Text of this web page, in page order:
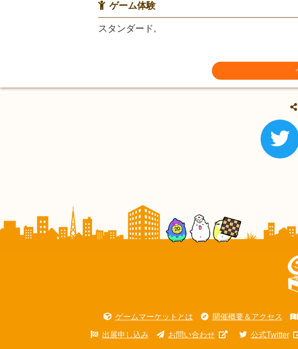
ゲーム体験
スタンダード,
ゲームマーケットとは 開催概要＆アクセス
出展申し込み お問い合わせ 公式Twitter